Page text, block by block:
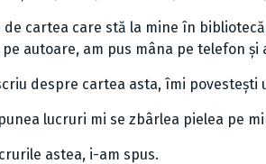
de cartea care stă la mine în
autoare, am pus mâna pe telefon și
despre cartea asta, îmi povestești
lucruri mi se zbârlea pielea pe
astea, i-am spus.